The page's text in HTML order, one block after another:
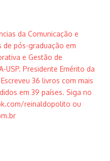
da Comunicação e
pós-graduação em
e Gestão de
USP. Presidente Emérito da
36 livros com mais
em 39 países. Siga no
reinaldopolito ou